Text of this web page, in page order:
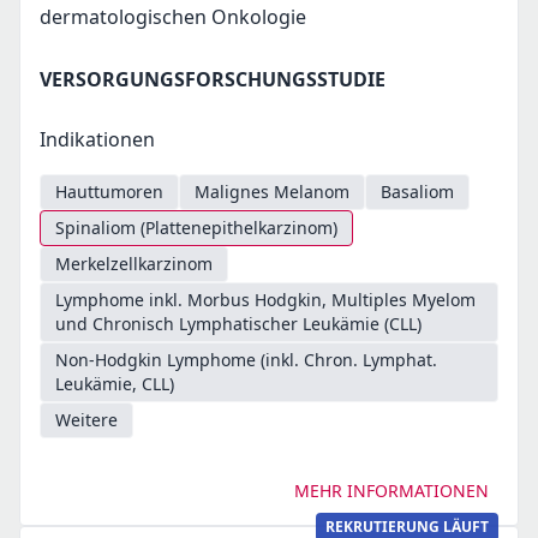
dermatologischen Onkologie
VERSORGUNGSFORSCHUNGSSTUDIE
Indikationen
Hauttumoren Malignes Melanom
Basaliom
Spinaliom (Plattenepithelkarzinom)
Merkelzellkarzinom
Lymphome inkl. Morbus Hodgkin, Multiples Myelom
und Chronisch Lymphatischer Leukämie (CLL)
Non-Hodgkin Lymphome (inkl. Chron. Lymphat.
Leukämie, CLL)
Weitere
MEHR INFORMATIONEN
REKRUTIERUNG LÄUFT